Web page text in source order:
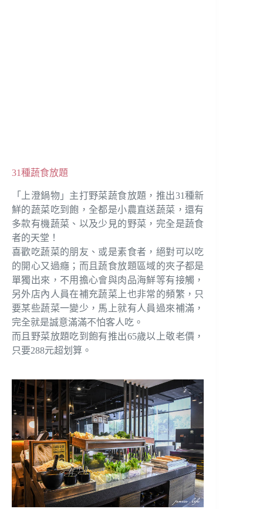
31種蔬食放題
「上澄鍋物」主打野菜蔬食放題，推出31種新
鮮的蔬菜吃到飽，全都是小農直送蔬菜，還有
多款有機蔬菜、以及少見的野菜，完全是蔬食
者的天堂！
喜歡吃蔬菜的朋友、或是素食者，絕對可以吃
的開心又過癮；而且蔬食放題區域的夾子都是
單獨出來，不用擔心會與肉品海鮮等有接觸，
另外店內人員在補充蔬菜上也非常的頻繁，只
要某些蔬菜一變少，馬上就有人員過來補滿，
完全就是誠意滿滿不怕客人吃。
而且野菜放題吃到飽有推出65歲以上敬老價，
只要288元超划算。